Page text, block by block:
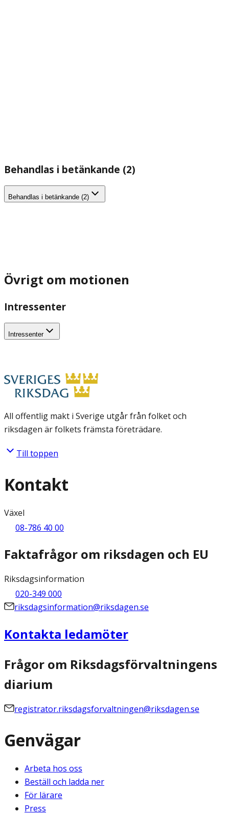
Behandlas i betänkande (2)
Behandlas i betänkande (2)
Övrigt om motionen
Intressenter
Intressenter
All offentlig makt i Sverige utgår från folket och
riksdagen är folkets främsta företrädare.
Till toppen
Kontakt
Växel
08-786 40 00
Faktafrågor om riksdagen och EU
Riksdagsinformation
020-349 000
riksdagsinformation@riksdagen.se
Kontakta ledamöter
Frågor om Riksdagsförvaltningens
diarium
registrator.riksdagsforvaltningen@riksdagen.se
Genvägar
Arbeta hos oss
Beställ och ladda ner
För lärare
Press